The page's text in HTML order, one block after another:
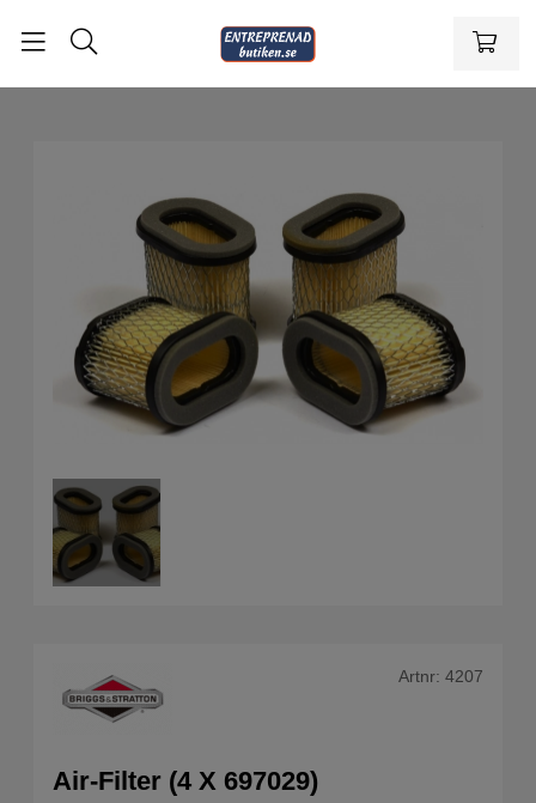
Artnr: 4207
Air-Filter (4 X 697029)